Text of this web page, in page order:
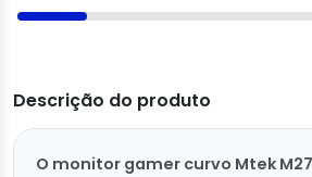
Descrição do produto
O monitor gamer curvo Mtek